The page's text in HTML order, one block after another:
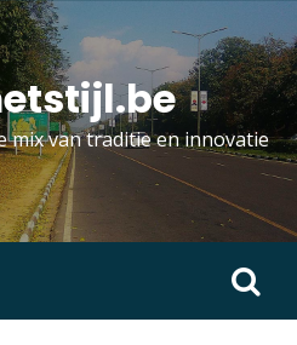
mix van traditie en innovatie
Zoeken
naar: